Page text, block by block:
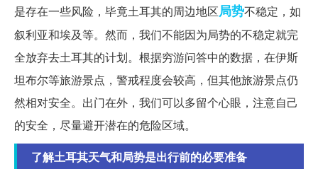
是存在一些风险，毕竟土耳其的周边地区局势不稳定，如
叙利亚和埃及等。然而，我们不能因为局势的不稳定就完
全放弃去土耳其的计划。根据穷游问答中的数据，在伊斯
坦布尔等旅游景点，警戒程度会较高，但其他旅游景点仍
然相对安全。出门在外，我们可以多留个心眼，注意自己
的安全，尽量避开潜在的危险区域。
了解土耳其天气和局势是出行前的必要准备